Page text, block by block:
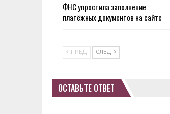
ФНС упростила заполнение
платёжных документов на сайте
ПРЕД СЛЕД
ОСТАВЬТЕ ОТВЕТ